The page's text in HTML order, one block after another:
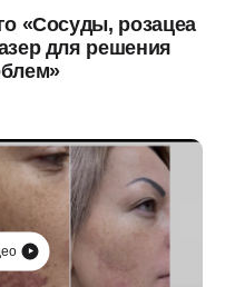
«Сосуды, розацеа
для решения